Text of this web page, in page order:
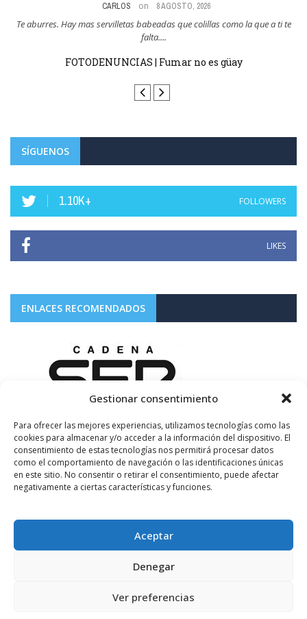
Gestionar consentimiento
Para ofrecer las mejores experiencias, utilizamos tecnologías como las
cookies para almacenar y/o acceder a la información del dispositivo. El
consentimiento de estas tecnologías nos permitirá procesar datos
como el comportamiento de navegación o las identificaciones únicas
en este sitio. No consentir o retirar el consentimiento, puede afectar
negativamente a ciertas características y funciones.
Aceptar
Denegar
Ver preferencias
CARLOS on 8 AGOSTO, 2026
Te aburres. Hay mas servilletas babeadas que colillas como la que a ti te
falta....
FOTODENUNCIAS | Fumar no es güay
SÍGUENOS
1.10K+ FOLLOWERS
LIKES
ENLACES RECOMENDADOS